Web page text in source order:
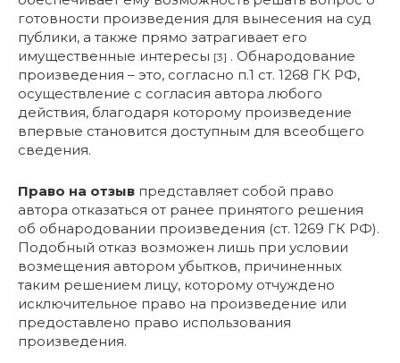
готовности произведения для вынесения на суд
публики, а также прямо затрагивает его
имущественные интересы [3] . Обнародование
произведения – это, согласно п.1 ст. 1268 ГК РФ,
осуществление с согласия автора любого
действия, благодаря которому произведение
впервые становится доступным для всеобщего
сведения.
Право на отзыв представляет собой право
автора отказаться от ранее принятого решения
об обнародовании произведения (ст. 1269 ГК РФ).
Подобный отказ возможен лишь при условии
возмещения автором убытков, причиненных
таким решением лицу, которому отчуждено
исключительное право на произведение или
предоставлено право использования
произведения.